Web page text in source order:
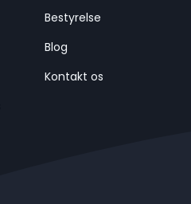
Bestyrelse
Blog
Kontakt os